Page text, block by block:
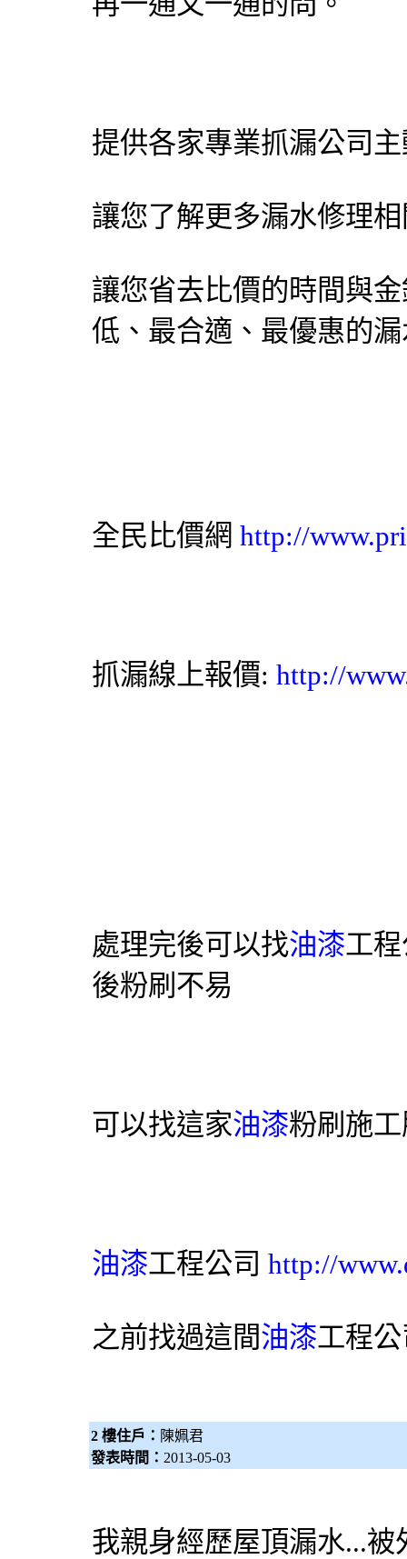
提供各家專業抓漏公司
讓您了解更多漏水修理
讓您省去比價的時間與
低、最合適、最優惠的
全民比價網 http://
抓漏線上報價: http://
處理完後可以找油漆工
後粉刷不易
可以找這家油漆粉刷施
油漆工程公司 http://
之前找過這間油漆工程
2 樓住戶： 陳姵君
發表時間： 2013-05-03
我親身經歷屋頂漏水...被